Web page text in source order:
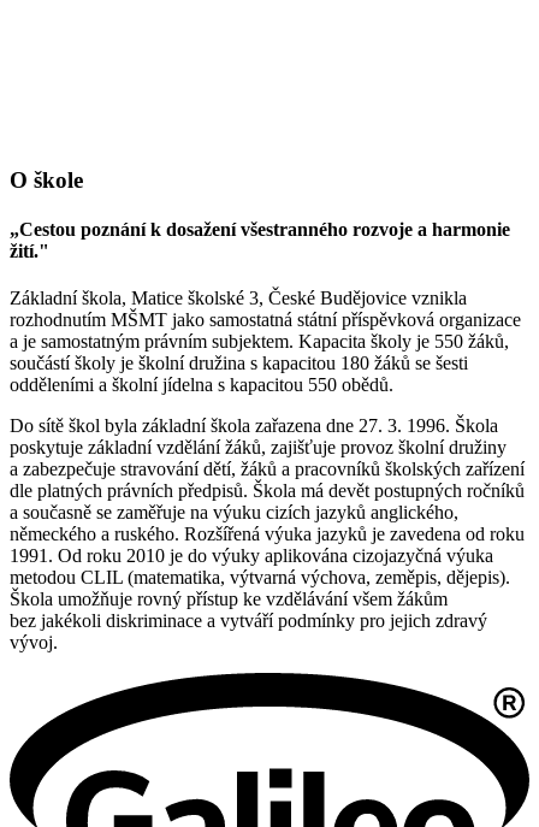
O škole
„Cestou poznání k dosažení všestranného rozvoje a harmonie
žití."
Základní škola, Matice školské 3, České Budějovice vznikla
rozhodnutím MŠMT jako samostatná státní příspěvková organizace
a je samostatným právním subjektem. Kapacita školy je 550 žáků,
součástí školy je školní družina s kapacitou 180 žáků se šesti
odděleními a školní jídelna s kapacitou 550 obědů.
Do sítě škol byla základní škola zařazena dne 27. 3. 1996. Škola
poskytuje základní vzdělání žáků, zajišťuje provoz školní družiny
a zabezpečuje stravování dětí, žáků a pracovníků školských zařízení
dle platných právních předpisů. Škola má devět postupných ročníků
a současně se zaměřuje na výuku cizích jazyků anglického,
německého a ruského. Rozšířená výuka jazyků je zavedena od roku
1991. Od roku 2010 je do výuky aplikována cizojazyčná výuka
metodou CLIL (matematika, výtvarná výchova, zeměpis, dějepis).
Škola umožňuje rovný přístup ke vzdělávání všem žákům
bez jakékoli diskriminace a vytváří podmínky pro jejich zdravý
vývoj.